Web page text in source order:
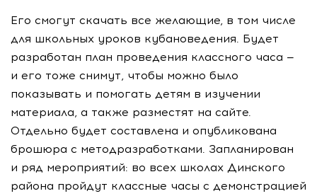
Его смогут скачать все желающие, в том числе
для школьных уроков кубановедения. Будет
разработан план проведения классного часа —
и его тоже снимут, чтобы можно было
показывать и помогать детям в изучении
материала, а также разместят на сайте.
Отдельно будет составлена и опубликована
брошюра с методразработками. Запланирован
и ряд мероприятий: во всех школах Динского
района пройдут классные часы с демонстрацией